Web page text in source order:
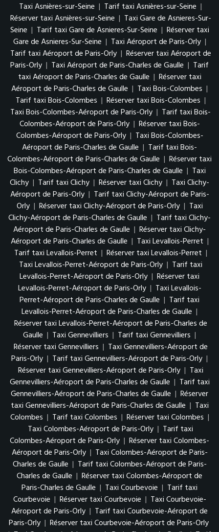
Taxi Asnières-sur-Seine | Tarif taxi Asnières-sur-Seine |
Réserver taxi Asnières-sur-Seine | Taxi Gare de Asnieres-Sur-
Seine | Tarif taxi Gare de Asnieres-Sur-Seine | Réserver taxi
Gare de Asnieres-Sur-Seine | Taxi Aéroport de Paris-Orly |
Tarif taxi Aéroport de Paris-Orly | Réserver taxi Aéroport de
Paris-Orly | Taxi Aéroport de Paris-Charles de Gaulle | Tarif
taxi Aéroport de Paris-Charles de Gaulle | Réserver taxi
Aéroport de Paris-Charles de Gaulle | Taxi Bois-Colombes |
Tarif taxi Bois-Colombes | Réserver taxi Bois-Colombes |
Taxi Bois-Colombes-Aéroport de Paris-Orly | Tarif taxi Bois-
Colombes-Aéroport de Paris-Orly | Réserver taxi Bois-
Colombes-Aéroport de Paris-Orly | Taxi Bois-Colombes-
Aéroport de Paris-Charles de Gaulle | Tarif taxi Bois-
Colombes-Aéroport de Paris-Charles de Gaulle | Réserver taxi
Bois-Colombes-Aéroport de Paris-Charles de Gaulle | Taxi
Clichy | Tarif taxi Clichy | Réserver taxi Clichy | Taxi Clichy-
Aéroport de Paris-Orly | Tarif taxi Clichy-Aéroport de Paris-
Orly | Réserver taxi Clichy-Aéroport de Paris-Orly | Taxi
Clichy-Aéroport de Paris-Charles de Gaulle | Tarif taxi Clichy-
Aéroport de Paris-Charles de Gaulle | Réserver taxi Clichy-
Aéroport de Paris-Charles de Gaulle | Taxi Levallois-Perret |
Tarif taxi Levallois-Perret | Réserver taxi Levallois-Perret |
Taxi Levallois-Perret-Aéroport de Paris-Orly | Tarif taxi
Levallois-Perret-Aéroport de Paris-Orly | Réserver taxi
Levallois-Perret-Aéroport de Paris-Orly | Taxi Levallois-
Perret-Aéroport de Paris-Charles de Gaulle | Tarif taxi
Levallois-Perret-Aéroport de Paris-Charles de Gaulle |
Réserver taxi Levallois-Perret-Aéroport de Paris-Charles de
Gaulle | Taxi Gennevilliers | Tarif taxi Gennevilliers |
Réserver taxi Gennevilliers | Taxi Gennevilliers-Aéroport de
Paris-Orly | Tarif taxi Gennevilliers-Aéroport de Paris-Orly |
Réserver taxi Gennevilliers-Aéroport de Paris-Orly | Taxi
Gennevilliers-Aéroport de Paris-Charles de Gaulle | Tarif taxi
Gennevilliers-Aéroport de Paris-Charles de Gaulle | Réserver
taxi Gennevilliers-Aéroport de Paris-Charles de Gaulle | Taxi
Colombes | Tarif taxi Colombes | Réserver taxi Colombes |
Taxi Colombes-Aéroport de Paris-Orly | Tarif taxi
Colombes-Aéroport de Paris-Orly | Réserver taxi Colombes-
Aéroport de Paris-Orly | Taxi Colombes-Aéroport de Paris-
Charles de Gaulle | Tarif taxi Colombes-Aéroport de Paris-
Charles de Gaulle | Réserver taxi Colombes-Aéroport de
Paris-Charles de Gaulle | Taxi Courbevoie | Tarif taxi
Courbevoie | Réserver taxi Courbevoie | Taxi Courbevoie-
Aéroport de Paris-Orly | Tarif taxi Courbevoie-Aéroport de
Paris-Orly | Réserver taxi Courbevoie-Aéroport de Paris-Orly